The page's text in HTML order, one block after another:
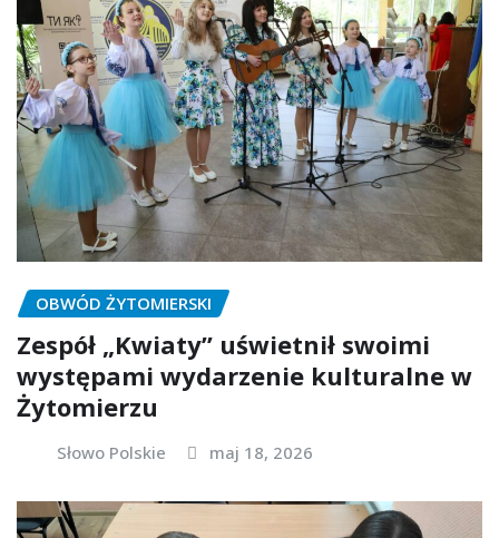
OBWÓD ŻYTOMIERSKI
Zespół „Kwiaty” uświetnił swoimi
występami wydarzenie kulturalne w
Żytomierzu
Słowo Polskie maj 18, 2026